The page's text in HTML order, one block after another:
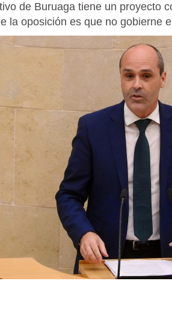
de Buruaga tiene un proyecto
la oposición es que no gobierne